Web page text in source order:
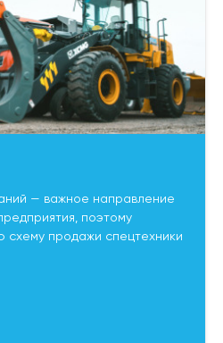
— важное направление
поэтому
схему продажи спецтехники